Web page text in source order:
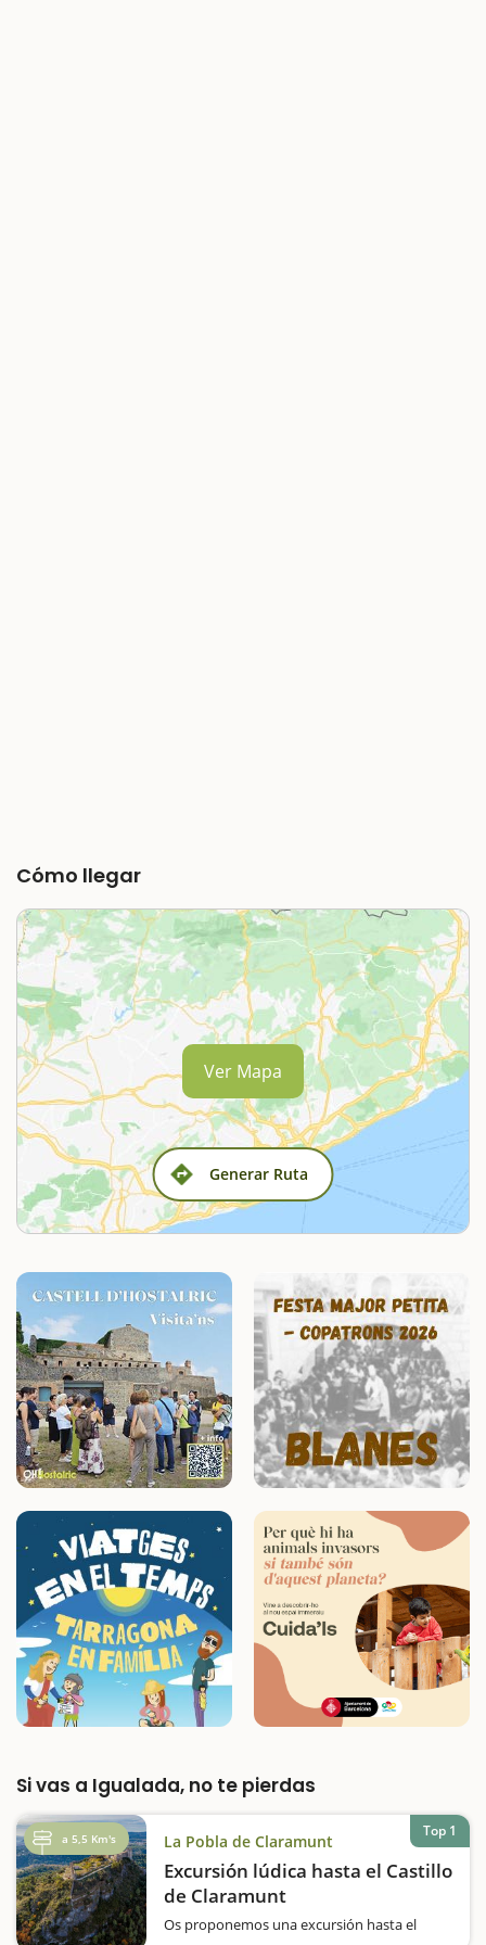
Cómo llegar
Generar Ruta
Ver Mapa
Si vas a Igualada, no te pierdas
a 5,5 Km's La Pobla de Claramunt
Excursión lúdica hasta el Castillo
de Claramunt
Os proponemos una excursión hasta el
Top 1